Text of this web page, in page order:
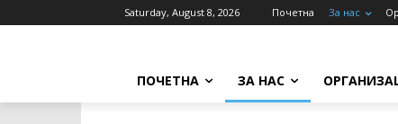
Saturday, August 8, 2026 Почетна За нас
ПОЧЕТНА ЗА НАС